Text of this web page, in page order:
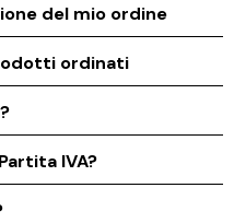
del mio ordine
ordinati
IVA?